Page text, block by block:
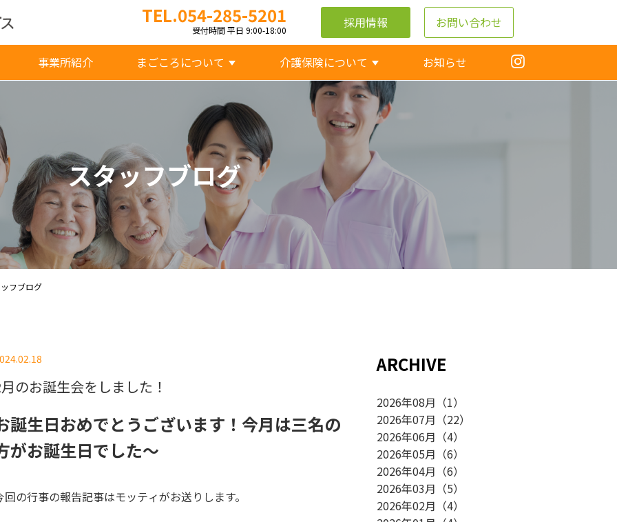
TEL.054-285-5201
受付時間 平日 9:00-18:00 採用情報 お問い合わせ
事業所紹介 まごころについて 介護保険について お知らせ
スタッフブログ
フブログ
のお誕生会をしました！
誕生日おめでとうございます！今月は三名の
がお誕生日でした～
回の行事の報告記事はモッティがお送りします。
ARCHIVE
2026年08月 （1）
2026年07月 （22）
2026年06月 （4）
2026年05月 （6）
2026年04月 （6）
2026年03月 （5）
2026年02月 （4）